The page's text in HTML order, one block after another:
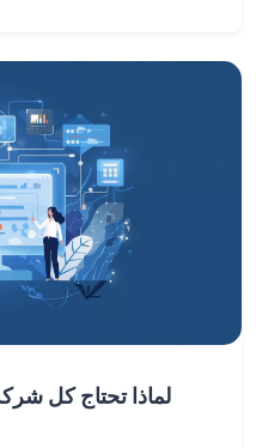
لماذا تحتاج كل